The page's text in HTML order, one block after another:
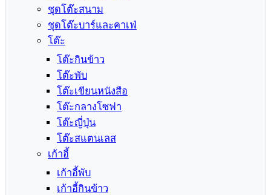
ชุดโต๊ะสนาม
ชุดโต๊ะบาร์และคาเฟ่
โต๊ะ
โต๊ะกินข้าว
โต๊ะพับ
โต๊ะเขียนหนังสือ
โต๊ะกลางโซฟา
โต๊ะญี่ปุ่น
โต๊ะสแตนเลส
เก้าอี้
เก้าอี้พับ
เก้าอี้กินข้าว